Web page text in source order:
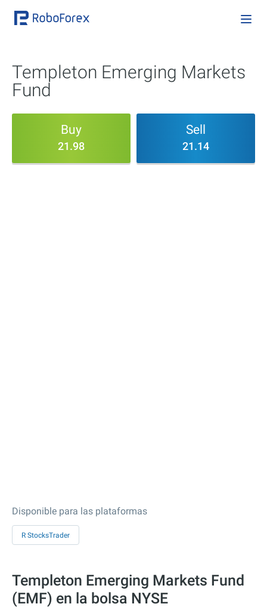
Templeton Emerging Markets
Fund
Buy
21.98
Sell
21.14
Disponible para las plataformas
R StocksTrader
Templeton Emerging Markets Fund
(EMF) en la bolsa NYSE